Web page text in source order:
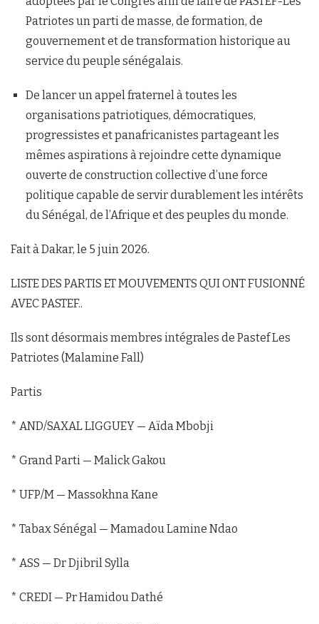
Patriotes un parti de masse, de formation, de
gouvernement et de transformation historique au
service du peuple sénégalais.
De lancer un appel fraternel à toutes les
organisations patriotiques, démocratiques,
progressistes et panafricanistes partageant les
mêmes aspirations à rejoindre cette dynamique
ouverte de construction collective d’une force
politique capable de servir durablement les intérêts
du Sénégal, de l’Afrique et des peuples du monde.
Fait à Dakar, le 5 juin 2026.
LISTE DES PARTIS ET MOUVEMENTS QUI ONT FUSIONNÉ
AVEC PASTEF..
Ils sont désormais membres intégrales de Pastef Les
Patriotes (Malamine Fall)
Partis
* AND/SAXAL LIGGUEY — Aïda Mbobji
* Grand Parti — Malick Gakou
* UFP/M — Massokhna Kane
* Tabax Sénégal — Mamadou Lamine Ndao
* ASS — Dr Djibril Sylla
* CREDI — Pr Hamidou Dathé